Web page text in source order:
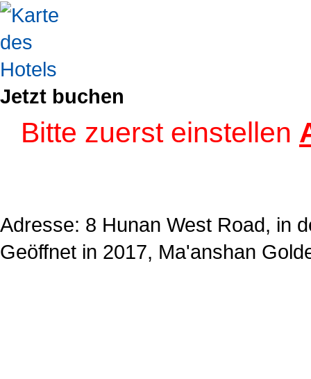
Jetzt buchen
Bitte zuerst einstellen
Adresse: 8 Hunan West Road, in
Geöffnet in 2017, Ma'anshan